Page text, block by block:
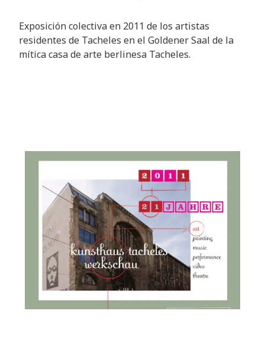
Exposición colectiva en 2011 de los artistas
residentes de Tacheles en el Goldener Saal de la
mítica casa de arte berlinesa Tacheles.